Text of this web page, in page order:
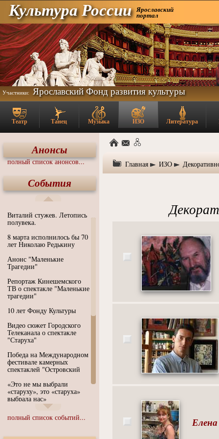
Культура России Ярославский
портал
Участники: Ярославский Фонд развития культуры
Театр Танец Музыка ИЗО Литература
Анонсы
полный список анонсов...
События
Виталий стужев. Летопись
полувека.
8 марта исполнилось бы 70
лет Николаю Редькину
Анонс "Маленькие
Трагедии"
Репортаж Кинешемского
ТВ о спектакле "Маленькие
трагедии"
10 лет Фонду Культуры
Видео сюжет Городского
Телеканала о спектакле
"Старуха"
Победа на Международном
фестивале камерных
спектаклей "Островский
«Это не мы выбрали
«старуху», это «старуха»
выбрала нас»
Иммерсивный спектакль
"Язык чистого полета
полный список событий...
Главная ИЗО